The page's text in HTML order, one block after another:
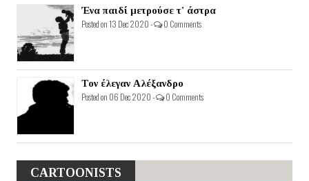
Ένα παιδί μετρούσε τ' άστρα
Posted on 13 Dec 2020 - 0 Comments
Τον έλεγαν Αλέξανδρο
Posted on 06 Dec 2020 - 0 Comments
CARTOONISTS